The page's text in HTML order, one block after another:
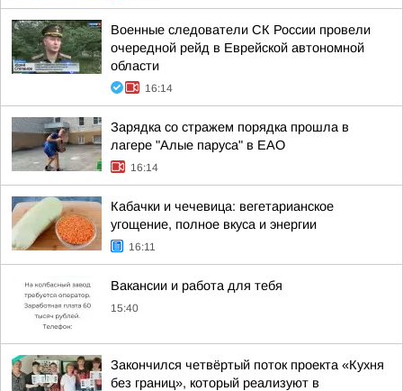
Военные следователи СК России провели
очередной рейд в Еврейской автономной
области
16:14
Зарядка со стражем порядка прошла в
лагере "Алые паруса" в ЕАО
16:14
Кабачки и чечевица: вегетарианское
угощение, полное вкуса и энергии
16:11
Вакансии и работа для тебя
15:40
Закончился четвёртый поток проекта «Кухня
без границ», который реализуют в